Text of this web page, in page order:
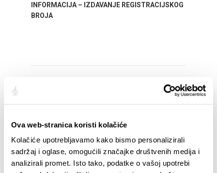
Ova web-stranica koristi kolačiće
Kolačiće upotrebljavamo kako bismo personalizirali
sadržaj i oglase, omogućili značajke društvenih medija i
analizirali promet. Isto tako, podatke o vašoj upotrebi
INFORMACIJA – IZDAVANJE REGISTRACIJSKOG
BROJA
EVENTOS
01/01/25- 31/12/26
CITY OF SPLIT EVENT CALENDAR